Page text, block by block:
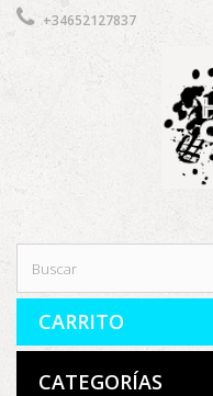
+34652127837
CARRITO
CATEGORÍAS